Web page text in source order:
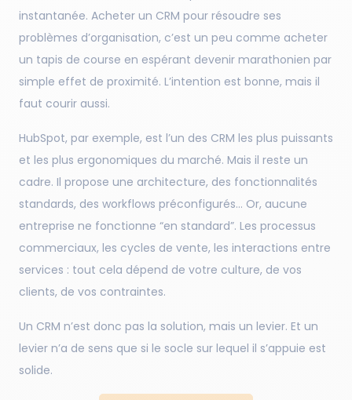
instantanée. Acheter un CRM pour résoudre ses
problèmes d’organisation, c’est un peu comme acheter
un tapis de course en espérant devenir marathonien par
simple effet de proximité. L’intention est bonne, mais il
faut courir aussi.
HubSpot, par exemple, est l’un des CRM les plus puissants
et les plus ergonomiques du marché. Mais il reste un
cadre. Il propose une architecture, des fonctionnalités
standards, des workflows préconfigurés… Or, aucune
entreprise ne fonctionne “en standard”. Les processus
commerciaux, les cycles de vente, les interactions entre
services : tout cela dépend de votre culture, de vos
clients, de vos contraintes.
Un CRM n’est donc pas la solution, mais un levier. Et un
levier n’a de sens que si le socle sur lequel il s’appuie est
solide.